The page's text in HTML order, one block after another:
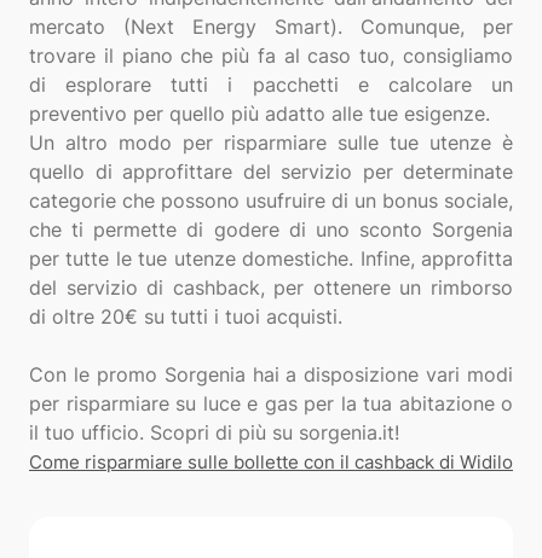
mercato (Next Energy Smart). Comunque, per
trovare il piano che più fa al caso tuo, consigliamo
di esplorare tutti i pacchetti e calcolare un
preventivo per quello più adatto alle tue esigenze.
Un altro modo per risparmiare sulle tue utenze è
quello di approfittare del servizio per determinate
categorie che possono usufruire di un bonus sociale,
che ti permette di godere di uno sconto Sorgenia
per tutte le tue utenze domestiche. Infine, approfitta
del servizio di cashback, per ottenere un rimborso
di oltre 20€ su tutti i tuoi acquisti.
Con le promo Sorgenia hai a disposizione vari modi
per risparmiare su luce e gas per la tua abitazione o
Come risparmiare sulle bollette con il cashback di Widilo